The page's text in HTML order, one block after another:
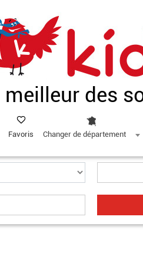
meilleur des
Favoris Changer de département